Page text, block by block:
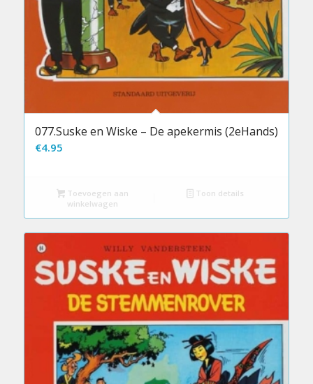
077.Suske en Wiske – De apekermis (2eHands)
€4.95
Toevoegen aan
winkelwagen
Toon details